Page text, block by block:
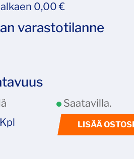
0,00 €
varastotilanne
Saatavilla.
Kpl LISÄÄ